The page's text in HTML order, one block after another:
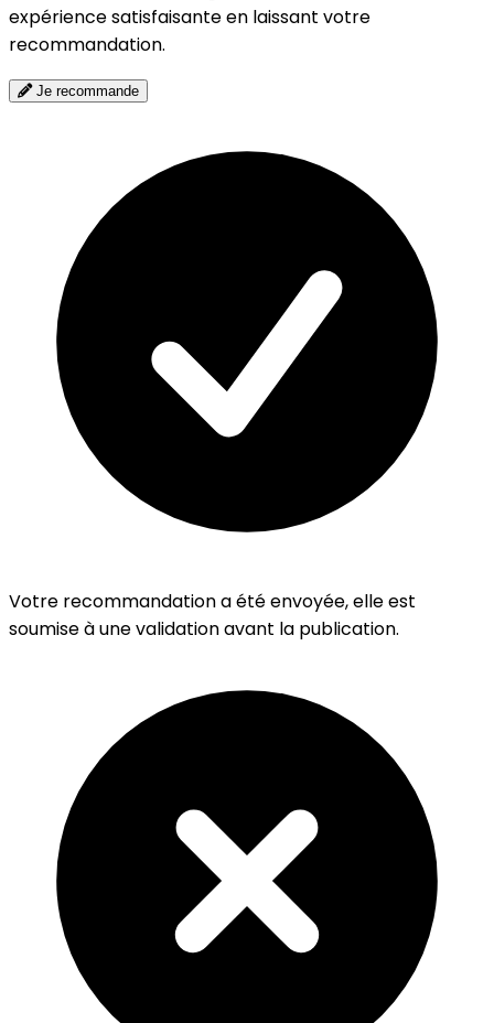
expérience satisfaisante en laissant votre
recommandation.
Je recommande
Votre recommandation a été envoyée, elle est
soumise à une validation avant la publication.